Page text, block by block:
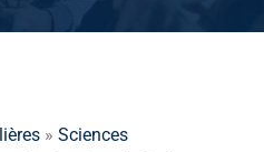
» Sciences